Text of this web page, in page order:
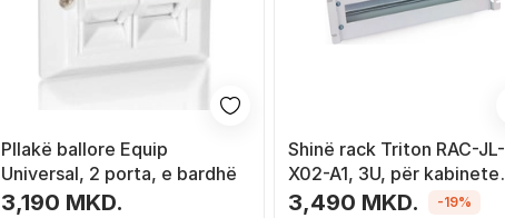
Pllakë ballore Equip
Universal, 2 porta, e bardhë
3,190 MKD.
Shinë rack Triton RAC-JL-
X02-A1, 3U, për kabinete
19", e zezë
3,490 MKD. -19%